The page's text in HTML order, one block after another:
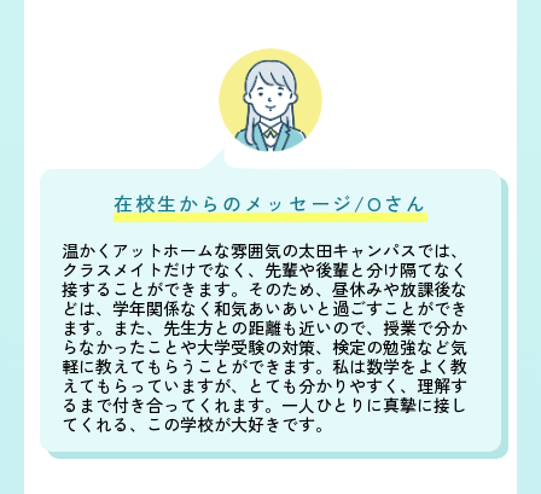
在校生からのメッセージ/Oさん
温かくアットホームな雰囲気の太田キャンパスでは、
クラスメイトだけでなく、先輩や後輩と分け隔てなく
接することができます。そのため、昼休みや放課後な
どは、学年関係なく和気あいあいと過ごすことができ
ます。また、先生方との距離も近いので、授業で分か
らなかったことや大学受験の対策、検定の勉強など気
軽に教えてもらうことができます。私は数学をよく教
えてもらっていますが、とても分かりやすく、理解す
るまで付き合ってくれます。一人ひとりに真摯に接し
てくれる、この学校が大好きです。